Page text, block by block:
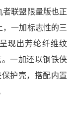
联盟限量版也正
一加标志性的三
现出芳纶纤维纹
一加还以钢铁侠
护壳，搭配内置